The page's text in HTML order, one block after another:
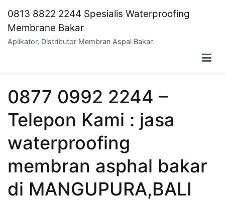
content
0813 8822 2244 Spesialis Waterproofing
Membrane Bakar
Aplikator, Distributor Membran Aspal Bakar.
0877 0992 2244 –
Telepon Kami : jasa
waterproofing
membran asphal bakar
di MANGUPURA,BALI